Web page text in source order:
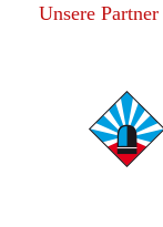
Unsere Partner